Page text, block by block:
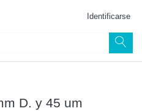
Identificarse
D. y 45 um